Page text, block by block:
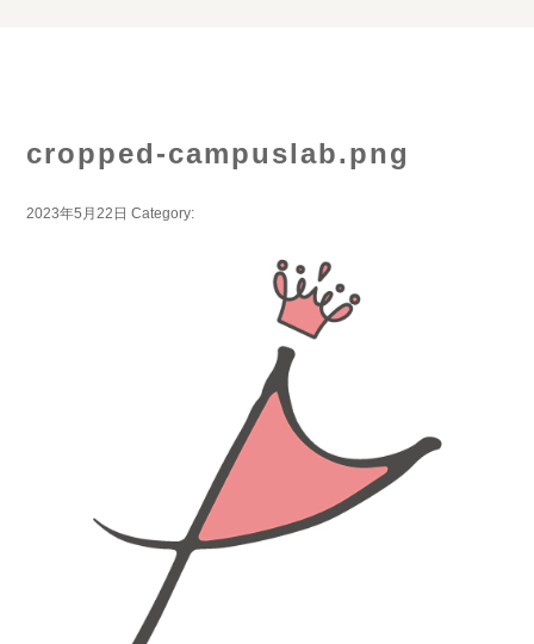
cropped-campuslab.png
2023年5月22日 Category: